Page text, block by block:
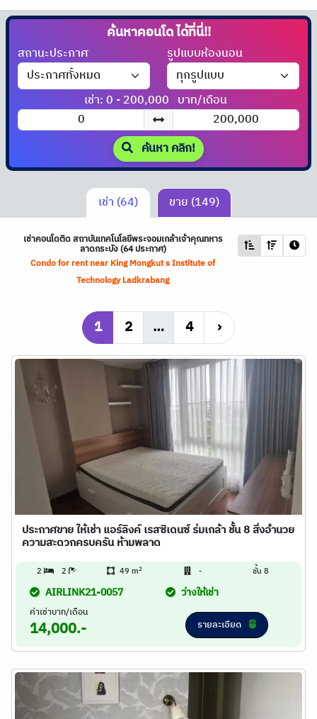
ค้นหาคอนโดได้ที่นี่!!
สถานะประกาศ รูปแบบห้องนอน
เช่า: 0 - 200,000 บาท/เดือน
ค้นหา คลิก!
เช่า (64) ขาย (149)
เช่าคอนโดติด สถาบันเทคโนโลยีพระจอมเกล้าเจ้าคุณทหาร
ลาดกระบัง (64 ประกาศ)
Condo for rent near King Mongkut s Institute of
Technology Ladkrabang
1 2 … 4 ›
ประกาศขาย ให้เช่า แอร์ลิงค์ เรสซิเดนซ์ ร่มเกล้า ชั้น 8 สิ่งอำนวย
ความสะดวกครบครัน ห้ามพลาด
2 2 49 m2 - ชั้น 8
AIRLINK21-0057 ว่างให้เช่า
ค่าเช่าบาท/เดือน
14,000.- รายละเอียด